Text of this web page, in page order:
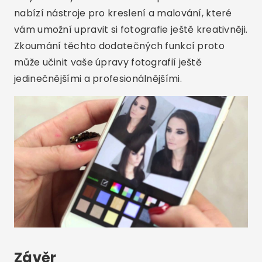
nabízí nástroje pro kreslení a malování, které
vám umožní upravit si fotografie ještě kreativněji.
Zkoumání těchto dodatečných funkcí proto
může učinit vaše úpravy fotografií ještě
jedinečnějšími a profesionálnějšími.
Závěr